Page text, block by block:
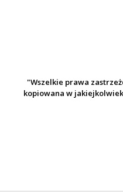
"Wszelkie prawa
kopiowana w